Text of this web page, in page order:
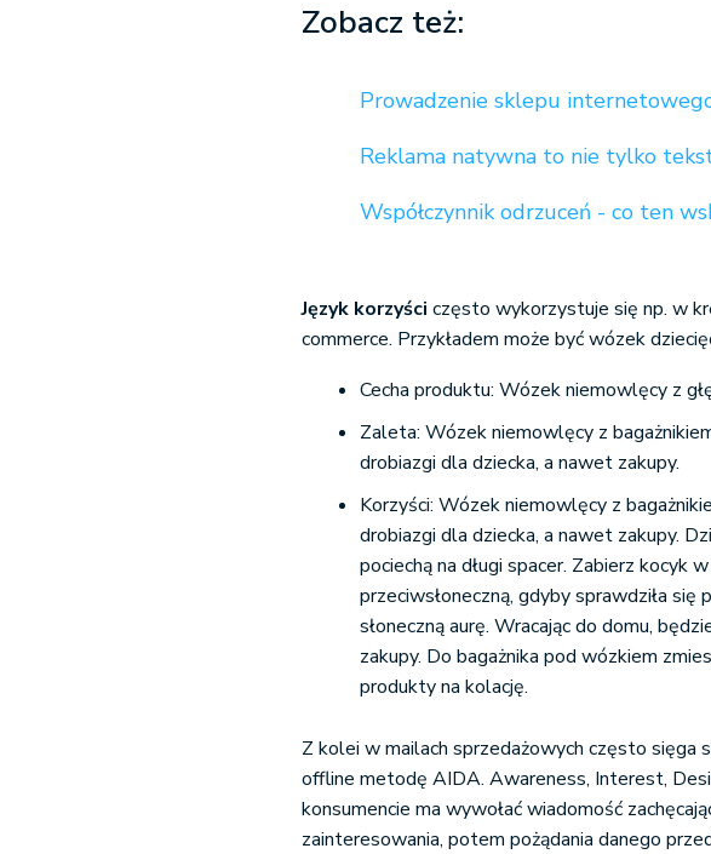
Zobacz też:
Prowadzenie sklepu
Reklama natywna to nie tylko
Współczynnik odrzuceń - co ten
Język korzyści często wykorzystuje się np. w
commerce. Przykładem może być wózek
Cecha produktu: Wózek niemowlęcy z
Zaleta: Wózek niemowlęcy z
drobiazgi dla dziecka, a nawet zakupy.
Korzyści: Wózek niemowlęcy z
drobiazgi dla dziecka, a nawet zakupy.
pociechą na długi spacer. Zabierz kocyk
przeciwsłoneczną, gdyby sprawdziła się
słoneczną aurę. Wracając do domu,
zakupy. Do bagażnika pod wózkiem
produkty na kolację.
Z kolei w mailach sprzedażowych często sięga
offline metodę AIDA. Awareness, Interest,
konsumencie ma wywołać wiadomość
zainteresowania, potem pożądania danego